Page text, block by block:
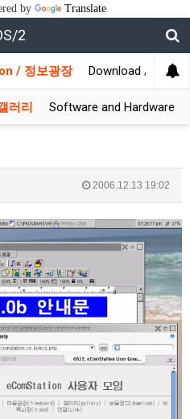
by Translate
2
/ 정보광장 Download / 자료실
러리 Software and Hardware
2006.12.13 19:02